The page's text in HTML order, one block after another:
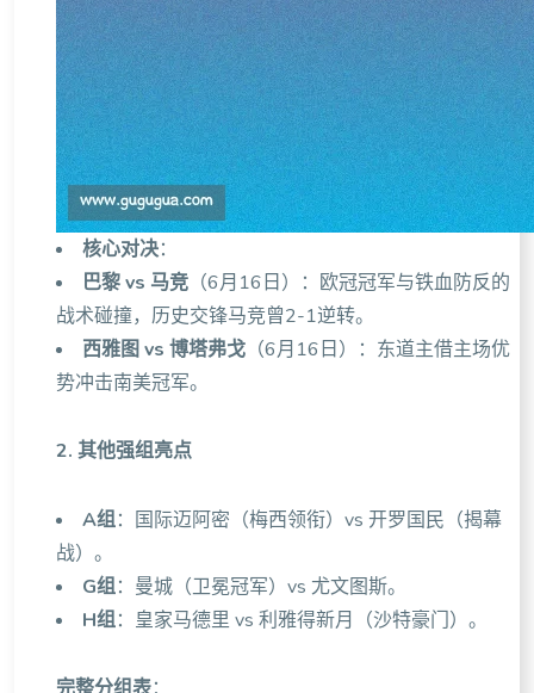
核心对决：
巴黎 vs 马竞 （6月16日）：欧冠冠军与铁血防反的
战术碰撞，历史交锋马竞曾2-1逆转。
西雅图 vs 博塔弗戈 （6月16日）：东道主借主场优
势冲击南美冠军。
2. 其他强组亮点
A组：国际迈阿密（梅西领衔）vs 开罗国民（揭幕
战）。
G组：曼城（卫冕冠军）vs 尤文图斯。
H组：皇家马德里 vs 利雅得新月（沙特豪门）。